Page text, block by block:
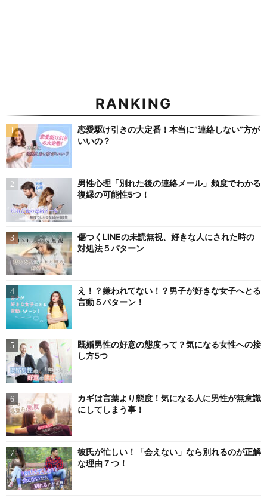
RANKING
恋愛駆け引きの大定番！本当に”連絡しない”方が
いいの？
男性心理「別れた後の連絡メール」頻度でわかる
復縁の可能性5つ！
傷つくLINEの未読無視、好きな人にされた時の
対処法５パターン
え！？嫌われてない！？男子が好きな女子へとる
言動５パターン！
既婚男性の好意の態度って？気になる女性への接
し方5つ
カギは言葉より態度！気になる人に男性が無意識
にしてしまう事！
彼氏が忙しい！「会えない」なら別れるのが正解
な理由７つ！